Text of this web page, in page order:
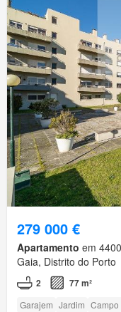
279 000 €
Apartamento em
Gaia, Distrito do Porto
2 77 m²
Garajem Jardim Campo